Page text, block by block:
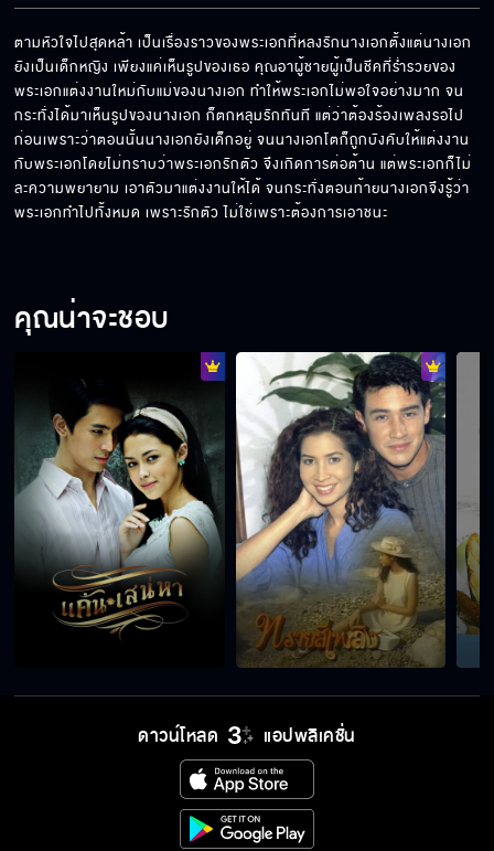
ตามหัวใจไปสุดหล้า เป็นเรื่องราวของพระเอกที่หลงรักนางเอกตั้งแต่นางเอก
ยังเป็นเด็กหญิง เพียงแค่เห็นรูปของเธอ คุณอาผู้ชายผู้เป็นชีคที่ร่ำรวยของ
พระเอกแต่งงานใหม่กับแม่ของนางเอก ทำให้พระเอกไม่พอใจอย่างมาก จน
กระทั่งได้มาเห็นรูปของนางเอก ก็ตกหลุมรักทันที แต่ว่าต้องร้องเพลงรอไป
ก่อนเพราะว่าตอนนั้นนางเอกยังเด็กอยู่ จนนางเอกโตก็ถูกบังคับให้แต่งงาน
กับพระเอกโดยไม่ทราบว่าพระเอกรักตัว จึงเกิดการต่อต้าน แต่พระเอกก็ไม่
ละความพยายาม เอาตัวมาแต่งงานให้ได้ จนกระทั่งตอนท้ายนางเอกจึงรู้ว่า
พระเอกทำไปทั้งหมด เพราะรักตัว ไม่ใช่เพราะต้องการเอาชนะ
คุณน่าจะชอบ
ดาวน์โหลด แอปพลิเคชั่น